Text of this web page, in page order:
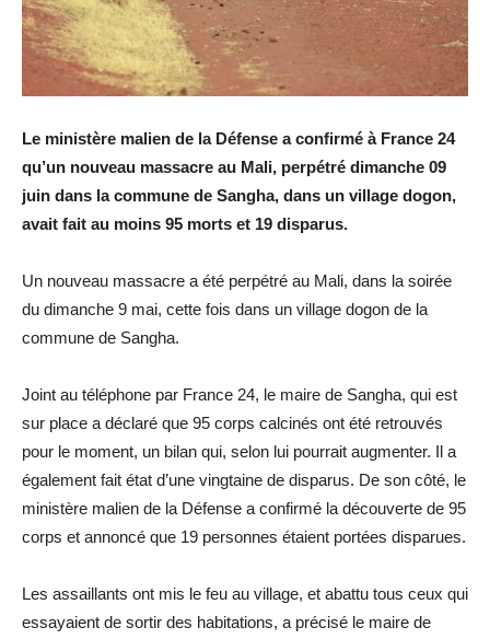
Le ministère malien de la Défense a confirmé à France 24
qu’un nouveau massacre au Mali, perpétré dimanche 09
juin dans la commune de Sangha, dans un village dogon,
avait fait au moins 95 morts et 19 disparus.
Un nouveau massacre a été perpétré au Mali, dans la soirée
du dimanche 9 mai, cette fois dans un village dogon de la
commune de Sangha.
Joint au téléphone par France 24, le maire de Sangha, qui est
sur place a déclaré que 95 corps calcinés ont été retrouvés
pour le moment, un bilan qui, selon lui pourrait augmenter. Il a
également fait état d’une vingtaine de disparus. De son côté, le
ministère malien de la Défense a confirmé la découverte de 95
corps et annoncé que 19 personnes étaient portées disparues.
Les assaillants ont mis le feu au village, et abattu tous ceux qui
essayaient de sortir des habitations, a précisé le maire de